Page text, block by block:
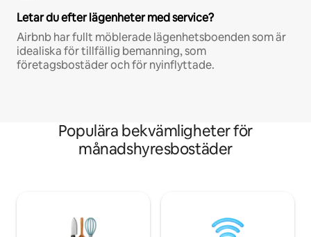
Letar du efter lägenheter med service?
Airbnb har fullt möblerade lägenhetsboenden som är
idealiska för tillfällig bemanning, som
företagsbostäder och för nyinflyttade.
Populära bekvämligheter för
månadshyresbostäder